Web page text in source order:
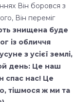
Він боровся з
Він переміг
знищена буде
із обличчя
з усієї землі,
день: Це наш
спас нас! Це
тішмося ж ми та